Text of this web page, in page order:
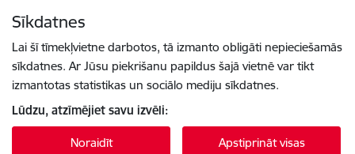
Sīkdatnes
Lai šī tīmekļvietne darbotos, tā izmanto obligāti nepieciešamās
sīkdatnes. Ar Jūsu piekrišanu papildus šajā vietnē var tikt
izmantotas statistikas un sociālo mediju sīkdatnes.
Lūdzu, atzīmējiet savu izvēli:
Noraidīt Apstiprināt visas